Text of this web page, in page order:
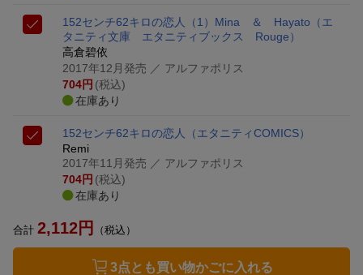
152センチ62キロの恋人（1） Mina ＆ Hayato （エ
タニティ文庫 エタニティブックス Rouge）
高倉碧依
2017年12月発売 ／ アルファポリス
704円 (税込)
在庫あり
152センチ62キロの恋人
（エタニティCOMICS）
Remi
2017年11月発売 ／ アルファポリス
704円 (税込)
在庫あり
合計 2,112円 （税込）
3点とも買い物かごに入れる